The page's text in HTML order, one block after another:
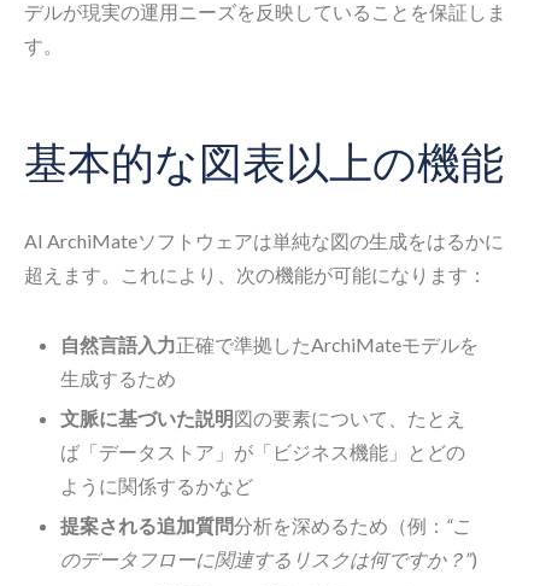
デルが現実の運用ニーズを反映していることを保証しま
す。
基本的な図表以上の機能
AI ArchiMateソフトウェアは単純な図の生成をはるかに
超えます。これにより、次の機能が可能になります：
自然言語入力正確で準拠したArchiMateモデルを
生成するため
文脈に基づいた説明図の要素について、たとえ
ば「データストア」が「ビジネス機能」とどの
ように関係するかなど
提案される追加質問分析を深めるため（例： “こ
のデータフローに関連するリスクは何ですか？”)